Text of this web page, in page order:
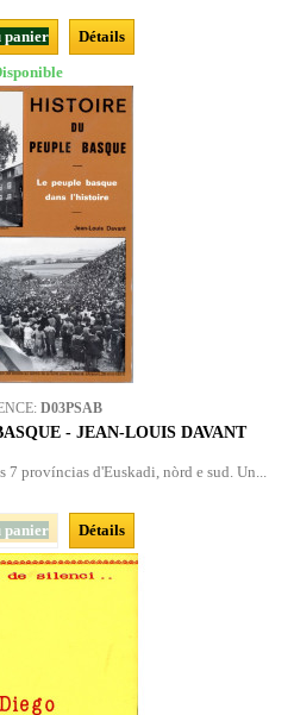
panier
Détails
D03PSAB
- JEAN-LOUIS DAVANT
7 províncias d'Euskadi, nòrd e sud. Un...
panier Détails